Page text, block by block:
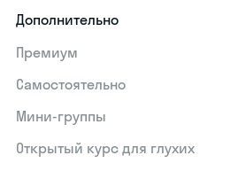
Дополнительно
Премиум
Самостоятельно
Мини-группы
Открытый курс для глухих